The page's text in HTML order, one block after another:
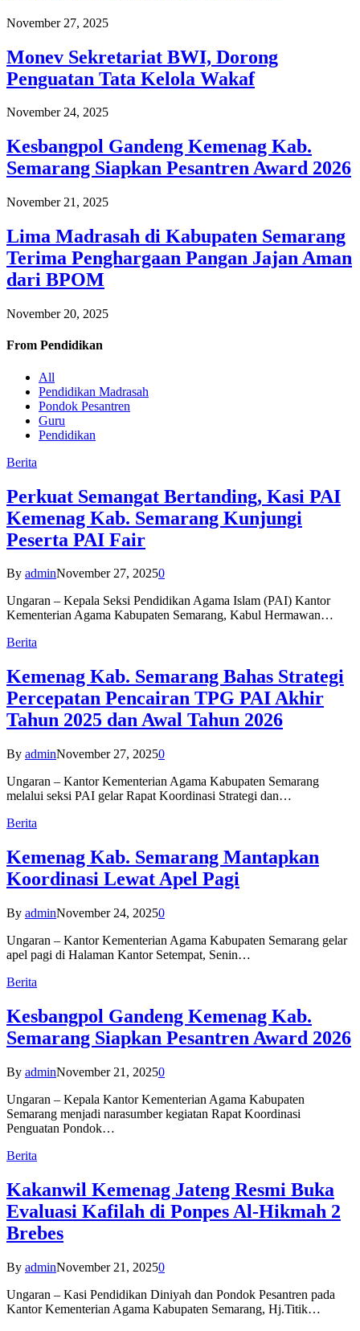
November 27, 2025
Monev Sekretariat BWI, Dorong
Penguatan Tata Kelola Wakaf
November 24, 2025
Kesbangpol Gandeng Kemenag Kab.
Semarang Siapkan Pesantren Award 2026
November 21, 2025
Lima Madrasah di Kabupaten Semarang
Terima Penghargaan Pangan Jajan Aman
dari BPOM
November 20, 2025
From Pendidikan
All
Pendidikan Madrasah
Pondok Pesantren
Guru
Pendidikan
Berita
Perkuat Semangat Bertanding, Kasi PAI
Kemenag Kab. Semarang Kunjungi
Peserta PAI Fair
By adminNovember 27, 20250
Ungaran – Kepala Seksi Pendidikan Agama Islam (PAI) Kantor
Kementerian Agama Kabupaten Semarang, Kabul Hermawan…
Berita
Kemenag Kab. Semarang Bahas Strategi
Percepatan Pencairan TPG PAI Akhir
Tahun 2025 dan Awal Tahun 2026
By adminNovember 27, 20250
Ungaran – Kantor Kementerian Agama Kabupaten Semarang
melalui seksi PAI gelar Rapat Koordinasi Strategi dan…
Berita
Kemenag Kab. Semarang Mantapkan
Koordinasi Lewat Apel Pagi
By adminNovember 24, 20250
Ungaran – Kantor Kementerian Agama Kabupaten Semarang gelar
apel pagi di Halaman Kantor Setempat, Senin…
Berita
Kesbangpol Gandeng Kemenag Kab.
Semarang Siapkan Pesantren Award 2026
By adminNovember 21, 20250
Ungaran – Kepala Kantor Kementerian Agama Kabupaten
Semarang menjadi narasumber kegiatan Rapat Koordinasi
Penguatan Pondok…
Berita
Kakanwil Kemenag Jateng Resmi Buka
Evaluasi Kafilah di Ponpes Al-Hikmah 2
Brebes
By adminNovember 21, 20250
Ungaran – Kasi Pendidikan Diniyah dan Pondok Pesantren pada
Kantor Kementerian Agama Kabupaten Semarang, Hj.Titik…